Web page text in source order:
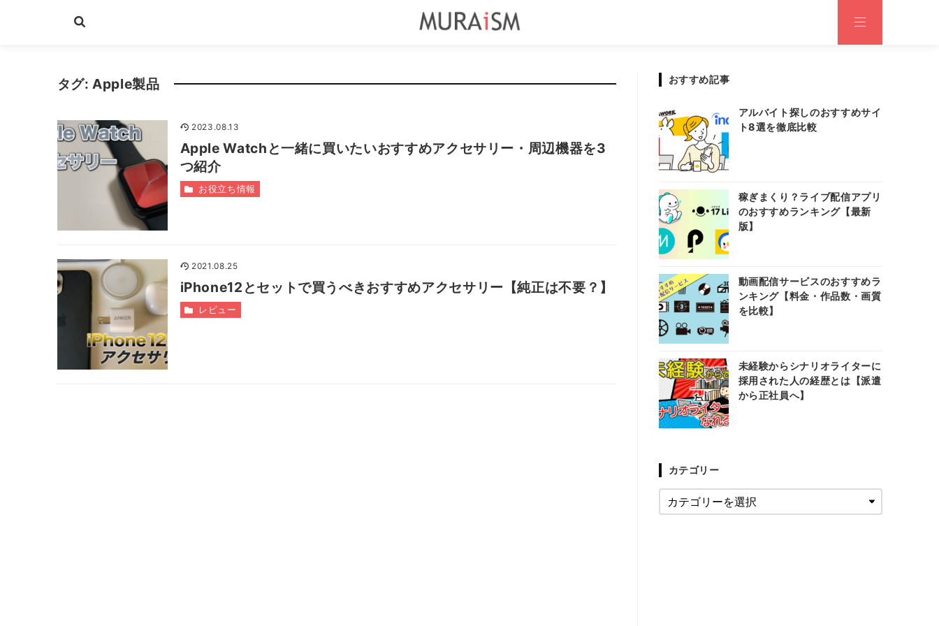
タグ:Apple製品
2023.08.13
Apple Watchと一緒に買いたいおすすめアクセサリー・周辺機器を3
つ紹介
お役立ち情報
2021.08.25
iPhone12とセットで買うべきおすすめアクセサリー【純正は不要？】
レビュー
おすすめ記事
アルバイト探しのおすすめサイ
ト8選を徹底比較
稼ぎまくり？ライブ配信アプリ
のおすすめランキング【最新
版】
動画配信サービスのおすすめラ
ンキング【料金・作品数・画質
を比較】
未経験からシナリオライターに
採用された人の経歴とは【派遣
から正社員へ】
カテゴリー